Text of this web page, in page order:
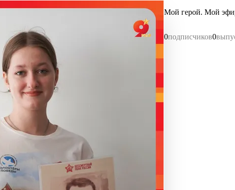
Мой герой. Мой
0подписчиков0